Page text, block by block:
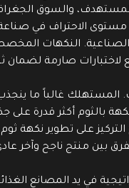
والسوق
مستوى الاحتراف في
النكهات
صارمة لضمان
غالباً ما ينجذب
بالثوم أكثر قدرة
على تطوير نكهة
بين منتج ناجح وآخر
في يد المصانع